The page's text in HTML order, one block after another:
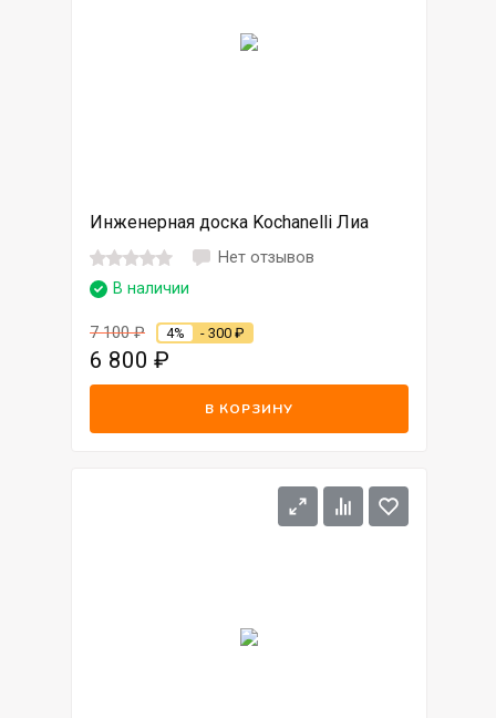
Инженерная доска Kochanelli Лиа
Нет отзывов
В наличии
7 100₽ 4% - 300 ₽
6 800 ₽
В КОРЗИНУ